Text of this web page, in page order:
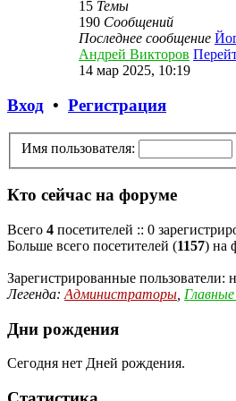
15 Темы
190 Сообщений
Последнее сообщение
Андрей Викторов
14 мар 2025, 10:19
Вход • Регистрация
Имя пользователя:
Кто сейчас на форуме
Всего 4 посетителей :: 0
Больше всего посетителей (1157) на
Зарегистрированные пользователи:
Легенда: Администраторы
Дни рождения
Сегодня нет Дней рождения.